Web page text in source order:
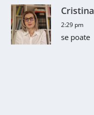
Cristina
2:29 pm
se poate